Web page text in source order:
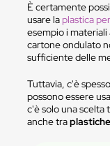
È certamente
usare la plastica
esempio i materiali
cartone ondulato
sufficiente delle
Tuttavia, c'è
possono essere
c'è solo una scelta
anche tra